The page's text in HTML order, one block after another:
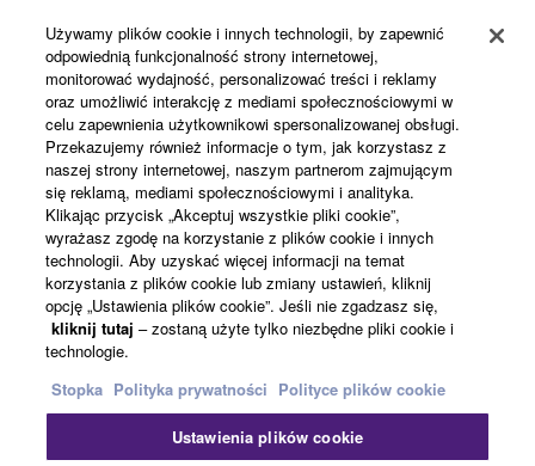
Informacje o Yamaha
Polska - Polish
Biznes
KontaktWarunki korzystaniaPolityka prywatności
Używamy plików cookie i innych technologii, by zapewnić
odpowiednią funkcjonalność strony internetowej,
monitorować wydajność, personalizować treści i reklamy
oraz umożliwić interakcję z mediami społecznościowymi w
celu zapewnienia użytkownikowi spersonalizowanej obsługi.
Przekazujemy również informacje o tym, jak korzystasz z
naszej strony internetowej, naszym partnerom zajmującym
się reklamą, mediami społecznościowymi i analityka.
Klikając przycisk „Akceptuj wszystkie pliki cookie”,
wyrażasz zgodę na korzystanie z plików cookie i innych
technologii. Aby uzyskać więcej informacji na temat
korzystania z plików cookie lub zmiany ustawień, kliknij
opcję „Ustawienia plików cookie”. Jeśli nie zgadzasz się,
kliknij tutaj – zostaną użyte tylko niezbędne pliki cookie i
technologie.
Stopka Polityka prywatności Polityce plików cookie
Ustawienia plików cookie